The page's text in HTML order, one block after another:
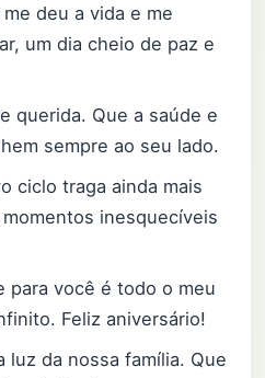
deu a vida e me
um dia cheio de paz e
querida. Que a saúde e
sempre ao seu lado.
ciclo traga ainda mais
inesquecíveis
para você é todo o meu
Feliz aniversário!
luz da nossa família. Que